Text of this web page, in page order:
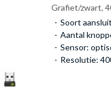
Grafiet/zwart,
Soort
Aantal
Sensor:
Resolutie: